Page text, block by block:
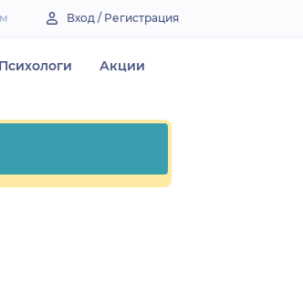
Вход / Регистрация
Психологи Акции